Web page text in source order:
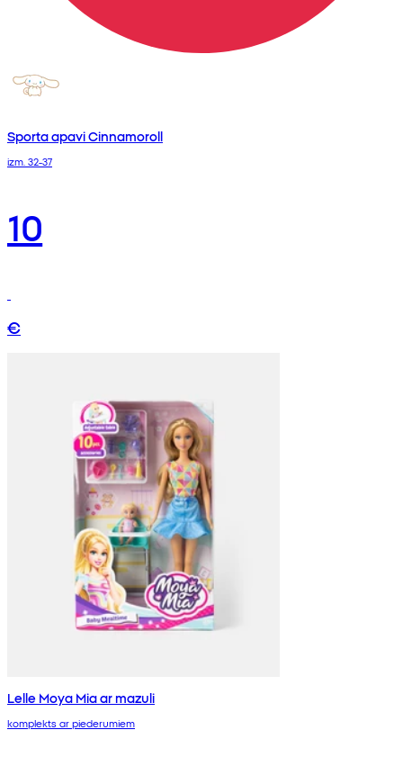
Sporta apavi Cinnamoroll
izm. 32-37
10
€
Lelle Moya Mia ar mazuli
komplekts ar piederumiem